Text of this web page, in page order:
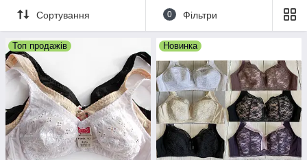
характеристики.
Купити оптом бюстгальтери без кісточок можна через корзину
на сайті або замовити по телефону. Потрібні кольори і
кількість упаковок вказуйте в коментарях до замовлення або
по телефону. Потрібні кольори також можна замовляти за
допомогою спливаючого вікна
"колір:" Моделі ліфчиків, які
мають в упаковці повторювані розміри можуть ділитися по
пів-упаковки за бажанням покупця. Наш представник завжди
передзвонює для уточнення замовлення.
Сортування 0 Фільтри
Топ продажів Новинка